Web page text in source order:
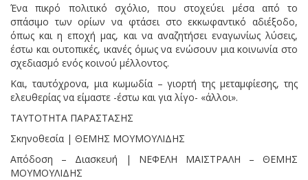
Ένα πικρό πολιτικό σχόλιο, που στοχεύει μέσα από το
σπάσιμο των ορίων να φτάσει στο εκκωφαντικό αδιέξοδο,
όπως και η εποχή μας, και να αναζητήσει εναγωνίως λύσεις,
έστω και ουτοπικές, ικανές όμως να ενώσουν μια κοινωνία στο
σχεδιασμό ενός κοινού μέλλοντος.
Και, ταυτόχρονα, μια κωμωδία – γιορτή της μεταμφίεσης, της
ελευθερίας να είμαστε -έστω και για λίγο- «άλλοι».
ΤΑΥΤΟΤΗΤΑ ΠΑΡΑΣΤΑΣΗΣ
Σκηνοθεσία | ΘΕΜΗΣ ΜΟΥΜΟΥΛΙΔΗΣ
Απόδοση – Διασκευή | ΝΕΦΕΛΗ ΜΑΪΣΤΡΑΛΗ – ΘΕΜΗΣ
ΜΟΥΜΟΥΛΙΔΗΣ